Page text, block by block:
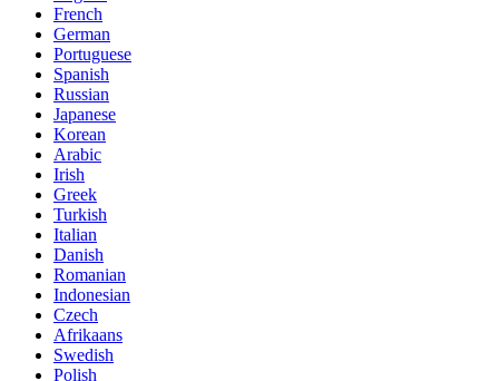
French
German
Portuguese
Spanish
Russian
Japanese
Korean
Arabic
Irish
Greek
Turkish
Italian
Danish
Romanian
Indonesian
Czech
Afrikaans
Swedish
Polish